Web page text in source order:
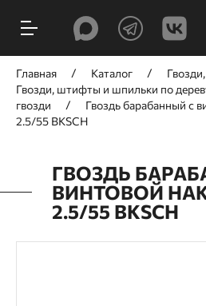
Главная Каталог
Гвозди, штифты и шпильки по
гвозди
Гвоздь барабанный с
2.5/55 BKSCH
ГВОЗДЬ
ВИНТОВОЙ
2.5/55 BKSCH